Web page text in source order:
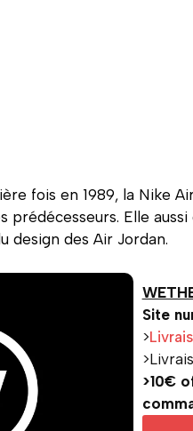
fois en 1989, la Nike
Elle
design des Air Jordan.
Site
>
>10€